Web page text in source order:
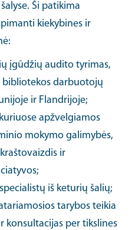
Ši patikima
kiekybines ir
įgūdžių audito tyrimas,
bibliotekos darbuotojų
ir Flandrijoje;
apžvelgiamos
mokymo galimybės,
ir
iš keturių šalių;
tarybos teikia
konsultacijas per tikslines